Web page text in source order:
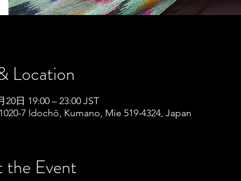
Location
20日 19:00 – 23:00 JST
7 Idochō, Kumano, Mie 519-4324, Japan
the Event